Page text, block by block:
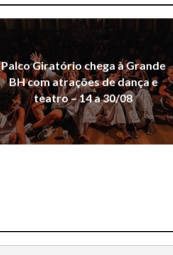
Palco Giratório chega à Grande
BH com atrações de dança e
teatro – 14 a 30/08